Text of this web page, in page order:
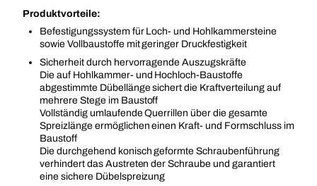
Produktvorteile:
Befestigungssystem für Loch- und Hohlkammersteine
sowie Vollbaustoffe mit geringer Druckfestigkeit
Sicherheit durch hervorragende Auszugskräfte
Die auf Hohlkammer- und Hochloch-Baustoffe
abgestimmte Dübellänge sichert die Kraftverteilung auf
mehrere Stege im Baustoff
Vollständig umlaufende Querrillen über die gesamte
Spreizlänge ermöglichen einen Kraft- und Formschluss im
Baustoff
Die durchgehend konisch geformte Schraubenführung
verhindert das Austreten der Schraube und garantiert
eine sichere Dübelspreizung